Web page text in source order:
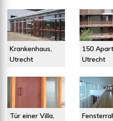
Krankenhaus,
Utrecht
150
Utrecht
Tür einer Villa,